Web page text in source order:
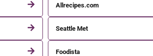
Allrecipes.com
Seattle Met
Foodista